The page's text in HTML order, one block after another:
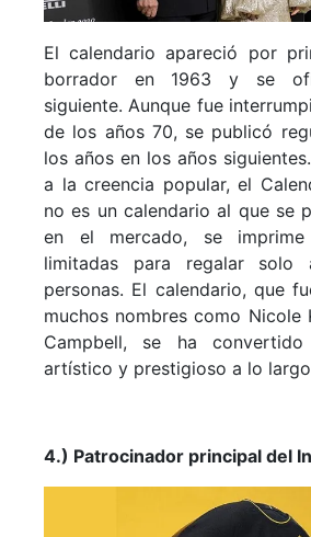
El calendario apareció por
borrador en 1963 y se
siguiente. Aunque fue
de los años 70, se publicó
los años en los años
a la creencia popular, el
no es un calendario al que se
en el mercado, se imprime
limitadas para regalar solo
personas. El calendario, que
muchos nombres como Nicole
Campbell, se ha
artístico y prestigioso a lo
4.) Patrocinador principal del